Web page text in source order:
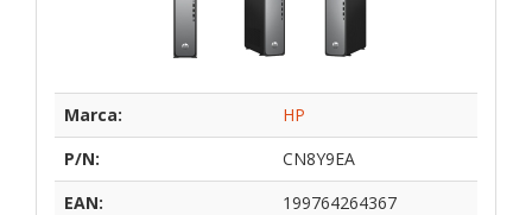
Marca:
HP
P/N:
CN8Y9EA
EAN:
199764264367